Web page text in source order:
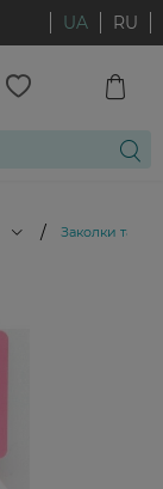
UA RU
/ Заколки та